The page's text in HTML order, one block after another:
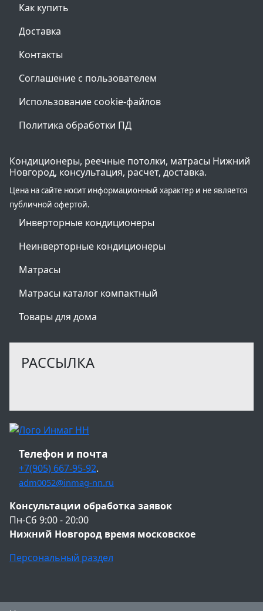
Как купить
Доставка
Контакты
Соглашение с пользователем
Использование cookie-файлов
Политика обработки ПД
Кондиционеры, реечные потолки, матрасы Нижний
Новгород, консультация, расчет, доставка.
Цена на сайте носит информационный характер и не является
публичной офертой.
Инверторные кондиционеры
Неинверторные кондиционеры
Матрасы
Матрасы каталог компактный
Товары для дома
РАССЫЛКА
Телефон и почта
+7(905) 667-95-92.
adm0052@inmag-nn.ru
Консультации обработка заявок
Пн-Сб 9:00 - 20:00
Нижний Новгород время московское
Персональный раздел